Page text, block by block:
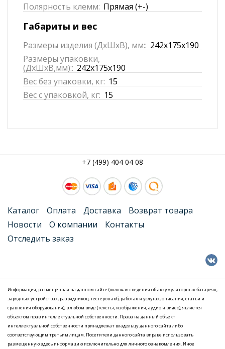
Полярность клемм: Прямая (+-)
Габариты и вес
Размеры изделия (ДхШхВ), мм:: 242x175x190
Размеры упаковки,
(ДхШхВ,мм):: 242x175x190
Вес без упаковки, кг: 15
Вес с упаковкой, кг: 15
+7 (499) 404 04 08
Каталог Оплата Доставка
Возврат товара
Новости
О компании
Контакты
Отследить заказ
Информация, размещенная на данном сайте (включая сведения об аккумуляторных батареях,
зарядных устройствах, разрядников, тестеров акб, работах и услугах, описания, статьи и
сравнения оборудования), в любом виде (тексты, изображения, аудио и видео), является
объектом прав интеллектуальной собственности. Права на данный объект
интеллектуальной собственности принадлежат владельцу данного сайта либо
соответствующим третьим лицам. Посетители данного сайта вправе использовать
размещенную здесь информацию исключительно для личного ознакомления. Иное